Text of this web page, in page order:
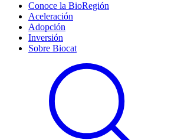
Conoce la BioRegión
Aceleración
Adopción
Inversión
Sobre Biocat